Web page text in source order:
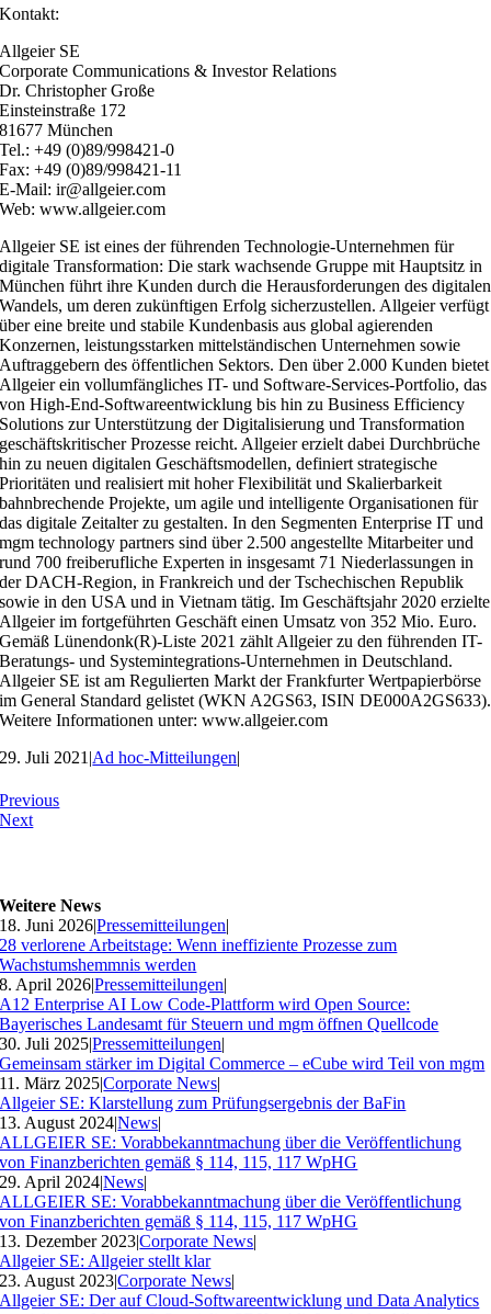
Kontakt:
Allgeier SE
Corporate Communications & Investor Relations
Dr. Christopher Große
Einsteinstraße 172
81677 München
Tel.: +49 (0)89/998421-0
Fax: +49 (0)89/998421-11
E-Mail: ir@allgeier.com
Web: www.allgeier.com
Allgeier SE ist eines der führenden Technologie-Unternehmen für
digitale Transformation: Die stark wachsende Gruppe mit Hauptsitz in
München führt ihre Kunden durch die Herausforderungen des digitalen
Wandels, um deren zukünftigen Erfolg sicherzustellen. Allgeier verfügt
über eine breite und stabile Kundenbasis aus global agierenden
Konzernen, leistungsstarken mittelständischen Unternehmen sowie
Auftraggebern des öffentlichen Sektors. Den über 2.000 Kunden bietet
Allgeier ein vollumfängliches IT- und Software-Services-Portfolio, das
von High-End-Softwareentwicklung bis hin zu Business Efficiency
Solutions zur Unterstützung der Digitalisierung und Transformation
geschäftskritischer Prozesse reicht. Allgeier erzielt dabei Durchbrüche
hin zu neuen digitalen Geschäftsmodellen, definiert strategische
Prioritäten und realisiert mit hoher Flexibilität und Skalierbarkeit
bahnbrechende Projekte, um agile und intelligente Organisationen für
das digitale Zeitalter zu gestalten. In den Segmenten Enterprise IT und
mgm technology partners sind über 2.500 angestellte Mitarbeiter und
rund 700 freiberufliche Experten in insgesamt 71 Niederlassungen in
der DACH-Region, in Frankreich und der Tschechischen Republik
sowie in den USA und in Vietnam tätig. Im Geschäftsjahr 2020 erzielte
Allgeier im fortgeführten Geschäft einen Umsatz von 352 Mio. Euro.
Gemäß Lünendonk(R)-Liste 2021 zählt Allgeier zu den führenden IT-
Beratungs- und Systemintegrations-Unternehmen in Deutschland.
Allgeier SE ist am Regulierten Markt der Frankfurter Wertpapierbörse
im General Standard gelistet (WKN A2GS63, ISIN DE000A2GS633).
Weitere Informationen unter: www.allgeier.com
29. Juli 2021 |Ad hoc-Mitteilungen|
Previous
Next
Weitere News
18. Juni 2026|Pressemitteilungen|
28 verlorene Arbeitstage: Wenn ineffiziente Prozesse zum
Wachstumshemmnis werden
8. April 2026|Pressemitteilungen|
A12 Enterprise AI Low Code-Plattform wird Open Source:
Bayerisches Landesamt für Steuern und mgm öffnen Quellcode
30. Juli 2025|Pressemitteilungen|
Gemeinsam stärker im Digital Commerce – eCube wird Teil von mgm
11. März 2025|Corporate News|
Allgeier SE: Klarstellung zum Prüfungsergebnis der BaFin
13. August 2024|News|
ALLGEIER SE: Vorabbekanntmachung über die Veröffentlichung
von Finanzberichten gemäß § 114, 115, 117 WpHG
29. April 2024|News|
ALLGEIER SE: Vorabbekanntmachung über die Veröffentlichung
von Finanzberichten gemäß § 114, 115, 117 WpHG
13. Dezember 2023|Corporate News|
Allgeier SE: Allgeier stellt klar
23. August 2023|Corporate News|
Allgeier SE: Der auf Cloud-Softwareentwicklung und Data Analytics